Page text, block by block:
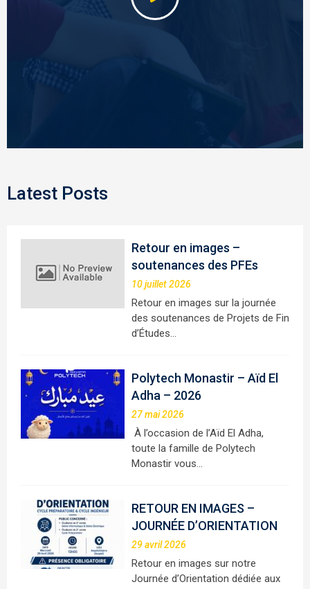
Latest Posts
Retour en images –
soutenances des PFEs
10 juillet 2026
Retour en images sur la journée
des soutenances de Projets de Fin
d’Études…
Polytech Monastir – Aïd El
Adha – 2026
27 mai 2026
À l’occasion de l’Aïd El Adha,
toute la famille de Polytech
Monastir vous…
RETOUR EN IMAGES –
JOURNÉE D’ORIENTATION
29 avril 2026
Retour en images sur notre
Journée d’Orientation dédiée aux